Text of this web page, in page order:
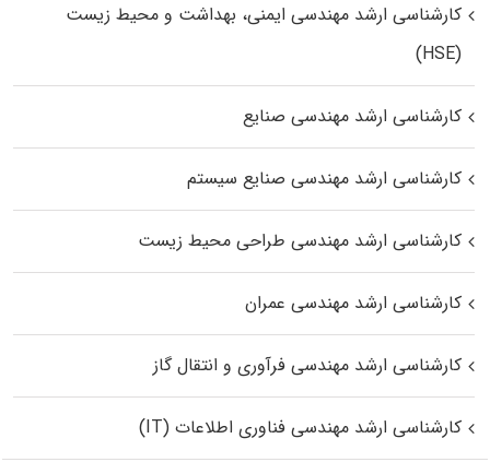
کارشناسی ارشد مهندسی ایمنی، بهداشت و محیط زیست
(HSE)
کارشناسی ارشد مهندسی صنایع
کارشناسی ارشد مهندسی صنایع سیستم
کارشناسی ارشد مهندسی طراحی محیط زیست
کارشناسی ارشد مهندسی عمران
کارشناسی ارشد مهندسی فرآوری و انتقال گاز
کارشناسی ارشد مهندسی فناوری اطلاعات (IT)